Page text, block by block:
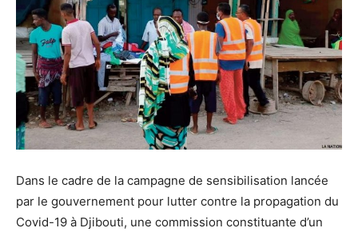
Dans le cadre de la campagne de sensibilisation lancée
par le gouvernement pour lutter contre la propagation du
Covid-19 à Djibouti, une commission constituante d’un